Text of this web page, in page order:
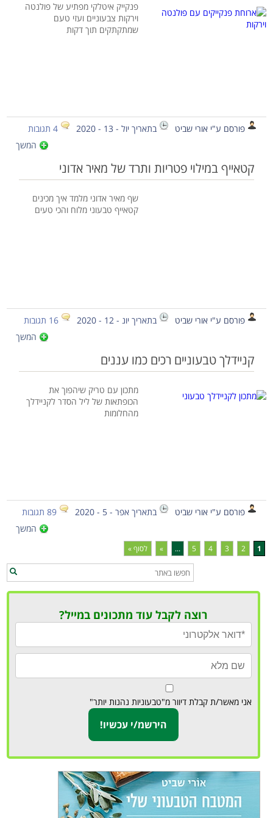
פנקייק איטלקי מפתיע של פולנטה
וירקות צבעוניים ועזי טעם
שמתקתקים תוך דקות
פורסם ע"י אורי שביט בתאריך יול - 13 - 2020
4 תגובות
המשך
קטאייף במילוי פטריות ותרד של מאיר אדוני
שף מאיר אדוני מלמד איך מכינים
קטאייף טבעוני מלוח והכי טעים
פורסם ע"י אורי שביט בתאריך יונ - 12 - 2020
16 תגובות
המשך
קניידלך טבעוניים רכים כמו עננים
מתכון עם טריק שיהפוך את
הכופתאות של ליל הסדר לקניידלך
מהחלומות
פורסם ע"י אורי שביט בתאריך אפר - 5 - 2020
89 תגובות
המשך
1
2
3
4
5
...
» לסוף »
רוצה לקבל עוד מתכונים במייל?
אני מאשר/ת קבלת דיוור מ"טבעוניות נהנות יותר"